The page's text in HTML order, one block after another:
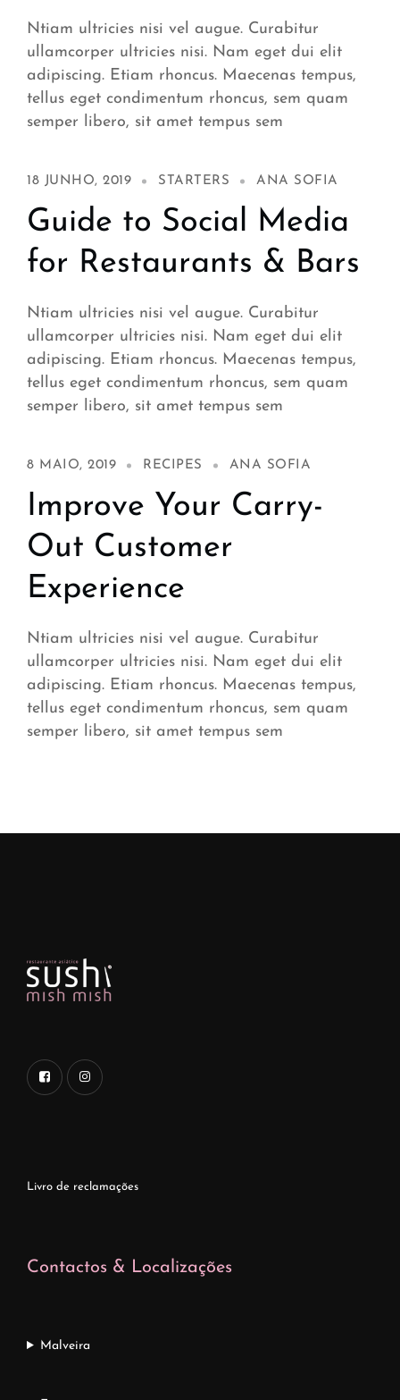
Ntiam ultricies nisi vel augue. Curabitur
ullamcorper ultricies nisi. Nam eget dui elit
adipiscing. Etiam rhoncus. Maecenas tempus,
tellus eget condimentum rhoncus, sem quam
semper libero, sit amet tempus sem
18 JUNHO, 2019 STARTERS ANA SOFIA
Guide to Social Media
for Restaurants & Bars
Ntiam ultricies nisi vel augue. Curabitur
ullamcorper ultricies nisi. Nam eget dui elit
adipiscing. Etiam rhoncus. Maecenas tempus,
tellus eget condimentum rhoncus, sem quam
semper libero, sit amet tempus sem
8 MAIO, 2019 RECIPES ANA SOFIA
Improve Your Carry-
Out Customer
Experience
Ntiam ultricies nisi vel augue. Curabitur
ullamcorper ultricies nisi. Nam eget dui elit
adipiscing. Etiam rhoncus. Maecenas tempus,
tellus eget condimentum rhoncus, sem quam
semper libero, sit amet tempus sem
Livro de reclamações
Contactos & Localizações
Malveira